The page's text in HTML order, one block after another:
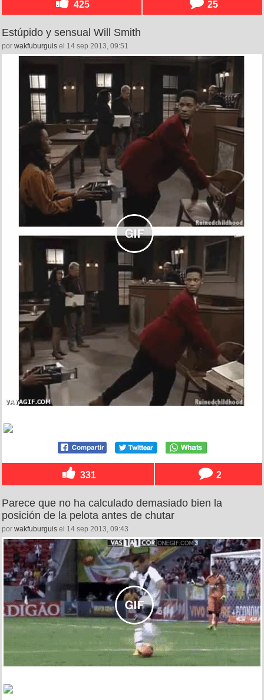
425 25
Estúpido y sensual Will Smith
por wakfuburguis el 14 sep 2013, 09:51
331 2
Parece que no ha calculado demasiado bien la
posición de la pelota antes de chutar
por wakfuburguis el 14 sep 2013, 09:43